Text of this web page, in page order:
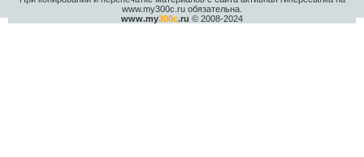
www.my300c.ru обязательна.
www.my300c.ru © 2008-2024